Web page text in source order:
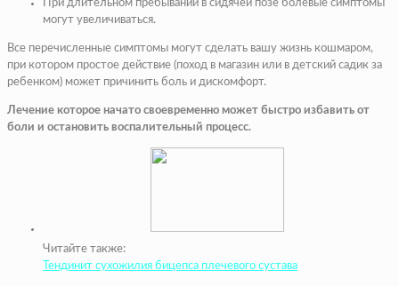
При длительном пребывании в сидячей позе болевые симптомы
могут увеличиваться.
Все перечисленные симптомы могут сделать вашу жизнь кошмаром,
при котором простое действие (поход в магазин или в детский садик за
ребенком) может причинить боль и дискомфорт.
Лечение которое начато своевременно может быстро избавить от
боли и остановить воспалительный процесс.
Читайте также:
Тендинит сухожилия бицепса плечевого сустава